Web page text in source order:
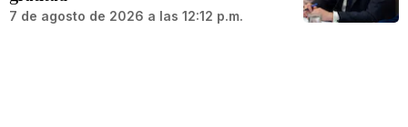
7 de agosto de 2026 a las 12:12 p.m.